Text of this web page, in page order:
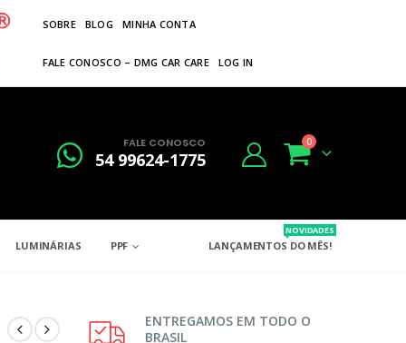
SOBRE BLOG MINHA CONTA
FALE CONOSCO – DMG CAR CARE LOG IN
FALE CONOSCO
54 99624-1775
0
LUMINÁRIAS PPF LANÇAMENTOS DO MÊS!
NOVIDADES
ENTREGAMOS EM TODO O
BRASIL